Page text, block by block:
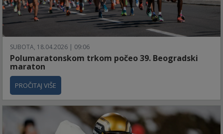
SUBOTA, 18.04.2026 | 09:06
Polumaratonskom trkom počeo 39. Beogradski
maraton
PROČITAJ VIŠE